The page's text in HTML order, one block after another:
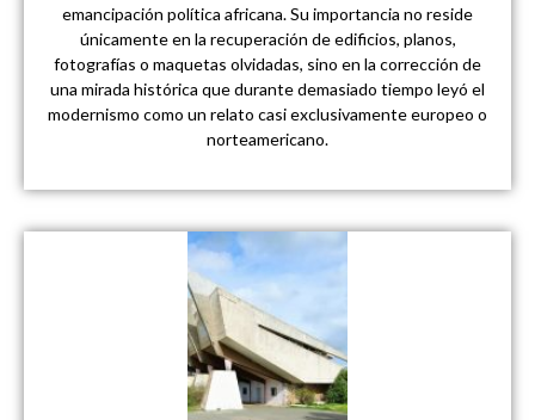
emancipación política africana. Su importancia no reside
únicamente en la recuperación de edificios, planos,
fotografías o maquetas olvidadas, sino en la corrección de
una mirada histórica que durante demasiado tiempo leyó el
modernismo como un relato casi exclusivamente europeo o
norteamericano.